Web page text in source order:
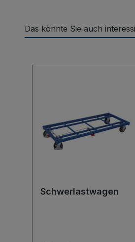
Das könnte Sie auch
Schwerlastwagen